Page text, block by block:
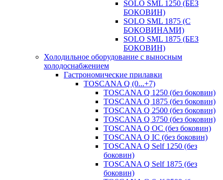
SOLO SML 1250 (БЕЗ
БОКОВИН)
SOLO SML 1875 (С
БОКОВИНАМИ)
SOLO SML 1875 (БЕЗ
БОКОВИН)
Холодильное оборудование с выносным
холодоснабжением
Гастрономические прилавки
TOSCANA Q (0...+7)
TOSCANA Q 1250 (без боковин)
TOSCANA Q 1875 (без боковин)
TOSCANA Q 2500 (без боковин)
TOSCANA Q 3750 (без боковин)
TOSCANA Q ОС (без боковин)
TOSCANA Q IC (без боковин)
TOSCANA Q Self 1250 (без
боковин)
TOSCANA Q Self 1875 (без
боковин)